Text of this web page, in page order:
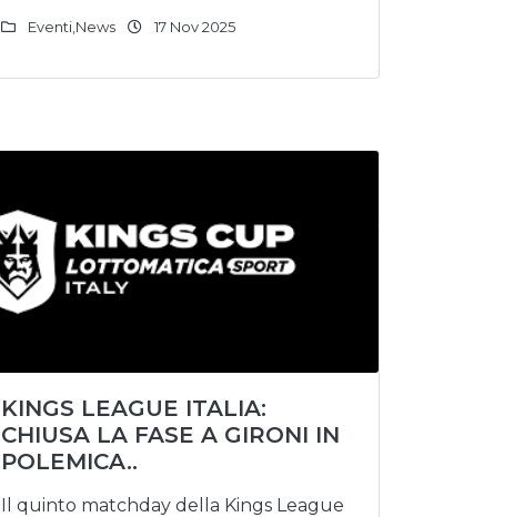
Eventi News 17 Nov 2025
KINGS LEAGUE ITALIA:
CHIUSA LA FASE A GIRONI IN
POLEMICA..
Il quinto matchday della Kings League